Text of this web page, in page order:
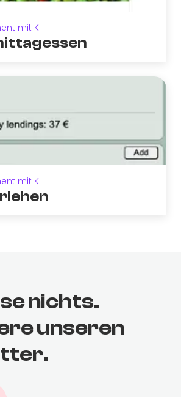
mit KI
mit KI
nichts.
unseren